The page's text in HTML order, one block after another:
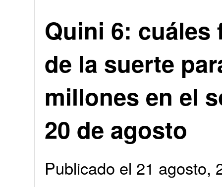
Quini 6:
de la suerte
millones en el
20 de agosto
Publicado el 21 agosto,